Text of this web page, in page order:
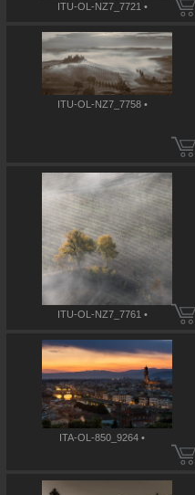
ITU-OL-NZ7_7721 •
ITU-OL-NZ7_7758 •
ITU-OL-NZ7_7761 •
ITA-OL-850_9264 •